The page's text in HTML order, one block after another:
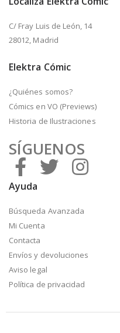
C/ Fray Luis de León, 14
28012, Madrid
Elektra Cómic
¿Quiénes somos?
Cómics en VO (Previews)
Historia de Ilustraciones
SÍGUENOS
Ayuda
Búsqueda Avanzada
Mi Cuenta
Contacta
Envíos y devoluciones
Aviso legal
Política de privacidad